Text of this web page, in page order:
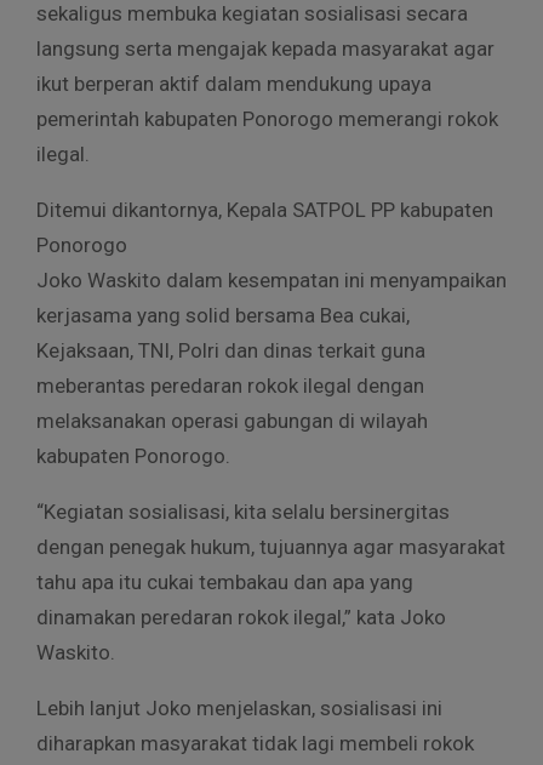
sekaligus membuka kegiatan sosialisasi secara
langsung serta mengajak kepada masyarakat agar
ikut berperan aktif dalam mendukung upaya
pemerintah kabupaten Ponorogo memerangi rokok
ilegal.
Ditemui dikantornya, Kepala SATPOL PP kabupaten
Ponorogo
Joko Waskito dalam kesempatan ini menyampaikan
kerjasama yang solid bersama Bea cukai,
Kejaksaan, TNI, Polri dan dinas terkait guna
meberantas peredaran rokok ilegal dengan
melaksanakan operasi gabungan di wilayah
kabupaten Ponorogo.
“Kegiatan sosialisasi, kita selalu bersinergitas
dengan penegak hukum, tujuannya agar masyarakat
tahu apa itu cukai tembakau dan apa yang
dinamakan peredaran rokok ilegal,” kata Joko
Waskito.
Lebih lanjut Joko menjelaskan, sosialisasi ini
diharapkan masyarakat tidak lagi membeli rokok